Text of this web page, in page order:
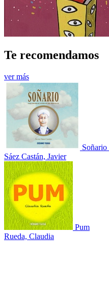
Te recomendamos
ver más
Sáez Castán, Javier
Pum
Rueda, Claudia